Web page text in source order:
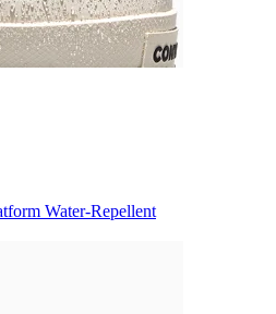
Water-Repellent